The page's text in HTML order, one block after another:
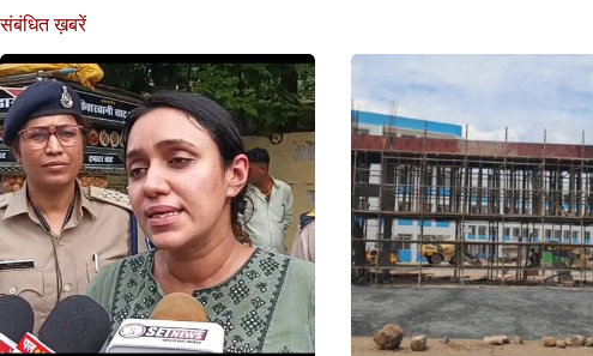
संबंधित ख़बरें